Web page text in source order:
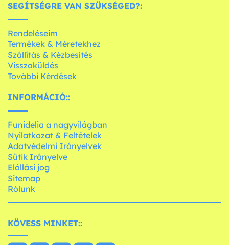
SEGÍTSÉGRE VAN SZÜKSÉGED?:
Rendeléseim
Termékek & Méretekhez
Szállítás & Kézbesítés
Visszaküldés
További Kérdések
INFORMÁCIÓ::
Funidelia a nagyvilágban
Nyilatkozat & Feltételek
Adatvédelmi Irányelvek
Sütik Irányelve
Elállási jog
Sitemap
Rólunk
KÖVESS MINKET::